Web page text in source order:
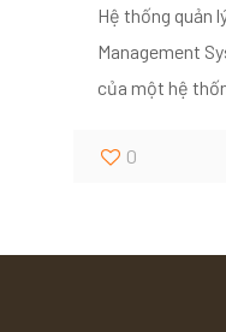
Hệ thống quản
Management
của một hệ
0